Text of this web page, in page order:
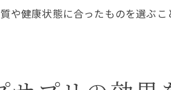
口コミ
や健康状態に合ったものを選ぶ